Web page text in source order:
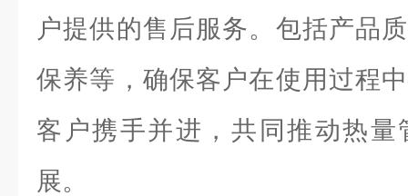
户提供的售后服务。包括产品
保养等，确保客户在使用过程
客户携手并进，共同推动热
展。